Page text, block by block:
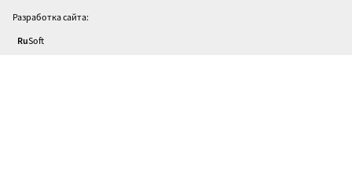
Участникам
Разработка сайта:
RuSoft